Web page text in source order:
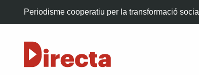
Periodisme cooperatiu per la transformació social